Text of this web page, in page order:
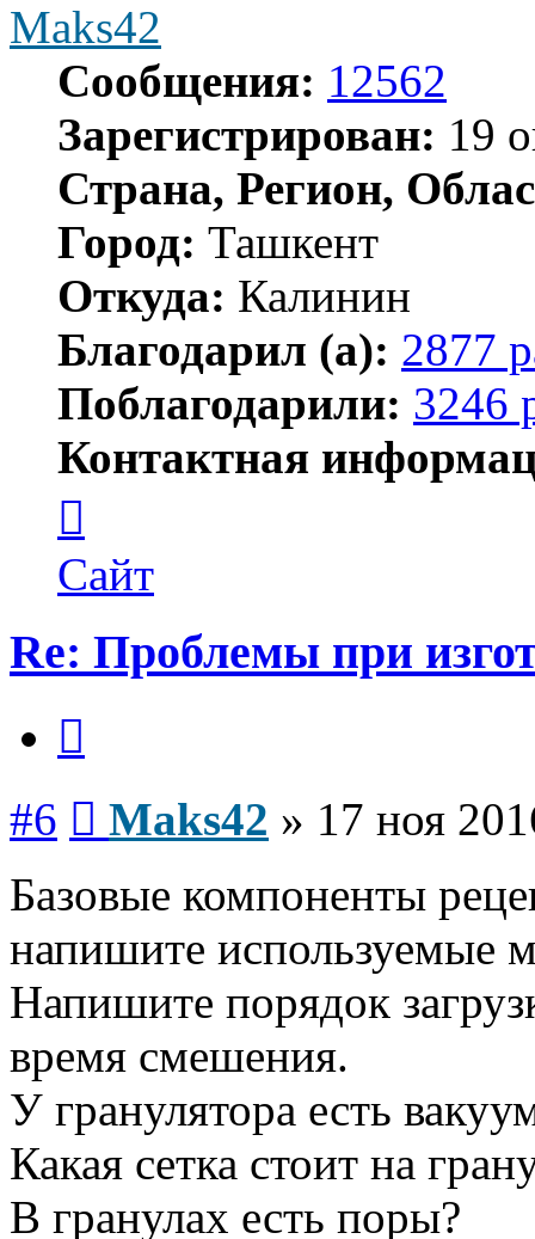
Maks42
Сообщения: 12562
Зарегистрирован: 19
Страна, Регион,
Город: Ташкент
Откуда: Калинин
Благодарил (а): 2877
Поблагодарили: 3246
Контактная
пользователя
Maks42
Сайт
Re: Проблемы при
#6 Maks42 » 17 ноя
Базовые компоненты
напишите используемые
Напишите порядок
время смешения.
У гранулятора есть
Какая сетка стоит на
В гранулах есть поры?